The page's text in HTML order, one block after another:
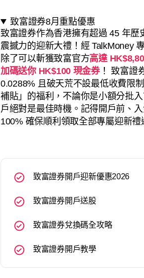
致富證券8月重點優惠
致富證券作為香港擁有超過 45 年
震撼力的迎新大禮！經 TalkMoney
除了可以斬獲致富官方高達
加碼送你 HK$100 現金券！ 致富證
0.0288% 且破天荒不設最低收費限
補貼」的福利，不論你是小額分批
戶絕對是最佳時機。記得開戶前、
100% 確保順利領取全部專屬迎新禮
致富證券開戶迎新優惠2026
致富證券開戶送股
致富證券兌換碼全攻略
致富證券開戶教學